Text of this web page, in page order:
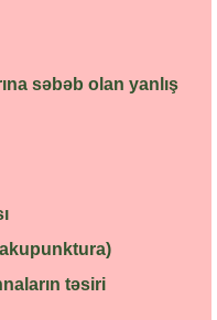
səbəb olan yanlış
təsiri